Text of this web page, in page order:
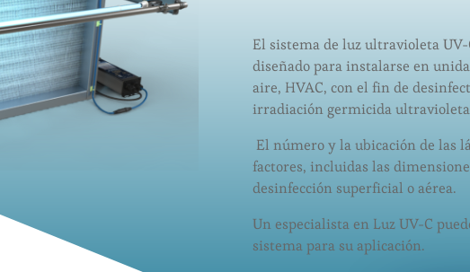
El sistema de luz ultravioleta
diseñado para instalarse en
aire, HVAC, con el fin de
irradiación germicida
El número y la ubicación de las
factores, incluidas las
desinfección superficial o aérea.
Un especialista en Luz UV-C
sistema para su aplicación.